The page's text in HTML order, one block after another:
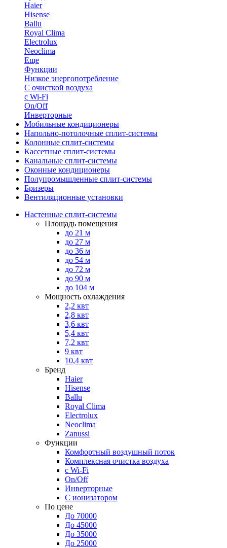
Haier
Hisense
Ballu
Royal Clima
Electrolux
Neoclima
Еще
Функции
Низкое энергопотребление
С очисткой воздуха
с Wi-Fi
On/Off
Инверторные
Мобильные кондиционеры
Напольно-потолоч​ные ​сплит-системы
Колонные ​​сплит-системы
Кассетные сплит-системы
Канальные сплит-системы
Оконные кондиционеры
Полупромышленные сплит-системы
Бризеры
Вентиляционные установки
Настенные сплит-системы
Площадь помещения
до 21 м
до 27 м
до 36 м
до 54 м
до 72 м
до 90 м
до 104 м
Мощность охлаждения
2,2 квт
2,8 квт
3,6 квт
5,4 квт
7,2 квт
9 квт
10,4 квт
Бренд
Haier
Hisense
Ballu
Royal Clima
Electrolux
Neoclima
Zanussi
Функции
Комфортный воздушный поток
Комплексная очистка воздуха
с Wi-Fi
On/Off
Инверторные
С ионизатором
По цене
До 70000
До 45000
До 35000
До 25000